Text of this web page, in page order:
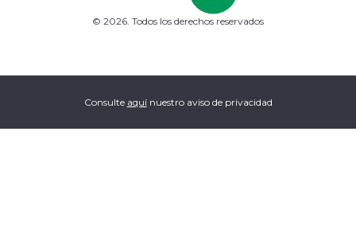
© 2026. Todos los derechos reservados
Consulte aquínuestro aviso de privacidad